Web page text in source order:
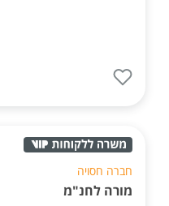
חברה חסויה
מורה לחנ"מ